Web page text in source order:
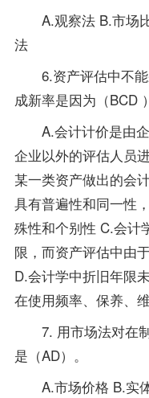
A.观察法 B.市场比
法
6.资产评估中不
成新率是因为（BCD ）
A.会计计价是由企
企业以外的评估人员
某一类资产做出的会
具有普遍性和同一性
殊性和个别性 C.会计
限，而资产评估中由
D.会计学中折旧年限
在使用频率、保养、
7. 用市场法对在制
是（AD）。
A.市场价格 B.实体